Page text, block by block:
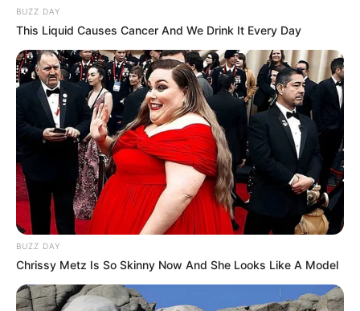
BUZZ DAY
This Liquid Causes Cancer And We Drink It Every Day
BUZZ DAY
Chrissy Metz Is So Skinny Now And She Looks Like A Model